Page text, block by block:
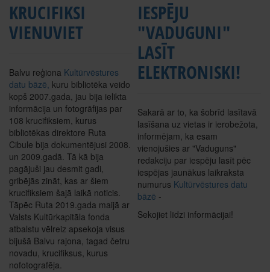
KRUCIFIKSI
VIENUVIET
Balvu reģiona Kultūrvēstures
datu bāzē, kuru bibliotēka veido
kopš 2007.gada, jau bija ielikta
informācija un fotogrāfijas par
108 krucifiksiem, kurus
bibliotēkas direktore Ruta
Cibule bija dokumentējusi 2008.
un 2009.gadā. Tā kā bija
pagājuši jau desmit gadi,
gribējās zināt, kas ar šiem
krucifiksiem šajā laikā noticis.
Tāpēc Ruta 2019.gada maijā ar
Valsts Kultūrkapitāla fonda
atbalstu vēlreiz apsekoja visus
bijušā Balvu rajona, tagad četru
novadu, krucifiksus, kurus
nofotografēja.
IESPĒJU
"VADUGUNI"
LASĪT
ELEKTRONISKI!
Sakarā ar to, ka šobrīd lasītavā
lasīšana uz vietas ir ierobežota,
informējam, ka esam
vienojušies ar "Vaduguns"
redakciju par iespēju lasīt pēc
iespējas jaunākus laikraksta
numurus Kultūrvēstures datu
bāzē -
Sekojiet līdzi informācijai!